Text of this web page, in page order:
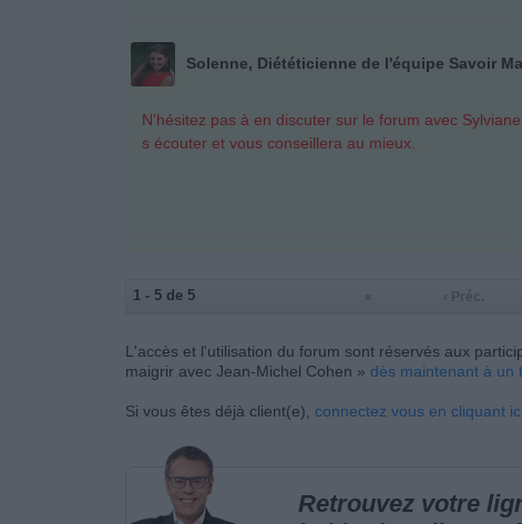
Solenne, Diététicienne de l'équipe Savoir
N'hésitez pas à en discuter sur le forum avec
s écouter et vous conseillera au mieux.
1 - 5 de 5 « ‹ Préc.
L'accès et l'utilisation du forum sont réservés aux
maigrir avec Jean-Michel Cohen »dès maintenant à un
Si vous êtes déjà client(e),connectez vous en cliquant ici.
Retrouvez votre